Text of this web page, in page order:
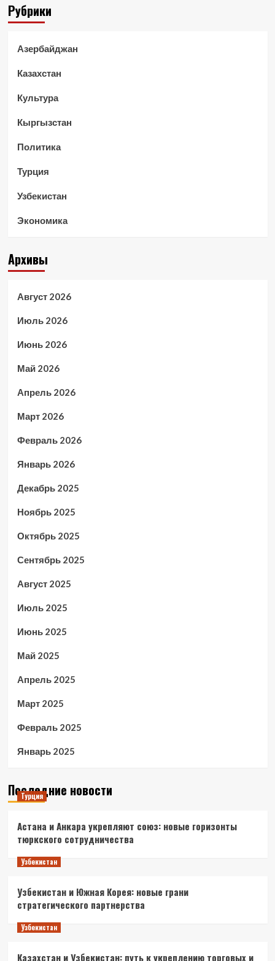
Рубрики
Азербайджан
Казахстан
Культура
Кыргызстан
Политика
Турция
Узбекистан
Экономика
Архивы
Август 2026
Июль 2026
Июнь 2026
Май 2026
Апрель 2026
Март 2026
Февраль 2026
Январь 2026
Декабрь 2025
Ноябрь 2025
Октябрь 2025
Сентябрь 2025
Август 2025
Июль 2025
Июнь 2025
Май 2025
Апрель 2025
Март 2025
Февраль 2025
Январь 2025
Последние новости
Турция
Астана и Анкара укрепляют союз: новые горизонты
тюркского сотрудничества
Узбекистан
Узбекистан и Южная Корея: новые грани
стратегического партнерства
Узбекистан
Казахстан и Узбекистан: путь к укреплению торговых и